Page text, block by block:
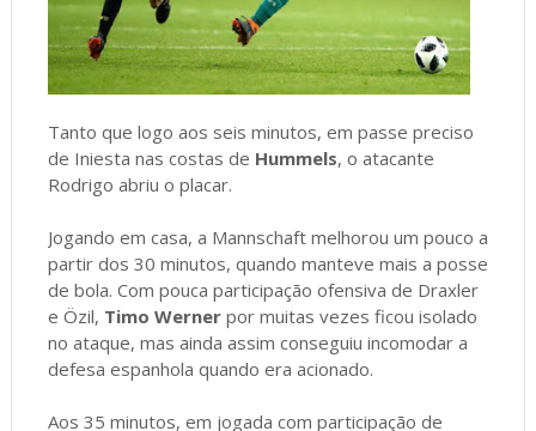
Tanto que logo aos seis minutos, em passe preciso
de Iniesta nas costas de Hummels, o atacante
Rodrigo abriu o placar.
Jogando em casa, a Mannschaft melhorou um pouco a
partir dos 30 minutos, quando manteve mais a posse
de bola. Com pouca participação ofensiva de Draxler
e Özil, Timo Wernerpor muitas vezes ficou isolado
no ataque, mas ainda assim conseguiu incomodar a
defesa espanhola quando era acionado.
Aos 35 minutos, em jogada com participação de